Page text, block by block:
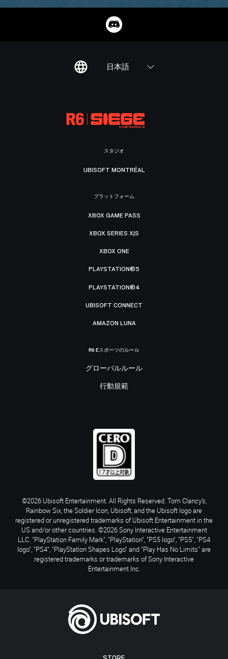
日本語
スタジオ
UBISOFT MONTRÉAL
プラットフォーム
XBOX GAME PASS
XBOX SERIES X|S
XBOX ONE
PLAYSTATION®5
PLAYSTATION®4
UBISOFT CONNECT
AMAZON LUNA
R6 Eスポーツのルール
グローバルルール
行動規範
©2026 Ubisoft Entertainment. All Rights Reserved. Tom Clancy’s,
Rainbow Six, the Soldier Icon, Ubisoft, and the Ubisoft logo are
registered or unregistered trademarks of Ubisoft Entertainment in the
US and/or other countries. ©2026 Sony Interactive Entertainment
LLC. "PlayStation Family Mark", "PlayStation", "PS5 logo", "PS5", "PS4
logo", "PS4", "PlayStation Shapes Logo" and "Play Has No Limits" are
registered trademarks or trademarks of Sony Interactive
Entertainment Inc.